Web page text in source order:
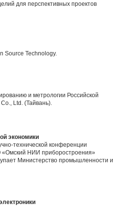
для перспективных проектов
Source Technology.
и метрологии Российской
Ltd. (Тайвань).
экономики
технической конференции
«Омский НИИ приборостроения»
Министерство промышленности и